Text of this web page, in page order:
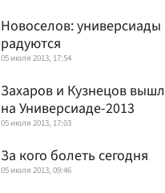
Новоселов: универсиады
радуются
05 июля 2013, 17:54
Захаров и Кузнецов
на Универсиаде-2013
05 июля 2013, 17:03
За кого болеть сегодня
05 июля 2013, 09:46